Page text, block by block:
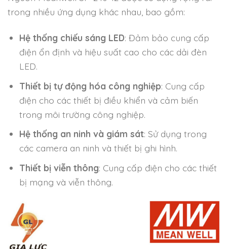
trong nhiều ứng dụng khác nhau, bao gồm:
Hệ thống chiếu sáng LED: Đảm bảo cung cấp
điện ổn định và hiệu suất cao cho các dải đèn
LED.
Thiết bị tự động hóa công nghiệp: Cung cấp
điện cho các thiết bị điều khiển và cảm biến
trong môi trường công nghiệp.
Hệ thống an ninh và giám sát: Sử dụng trong
các camera an ninh và thiết bị ghi hình.
Thiết bị viễn thông: Cung cấp điện cho các thiết
bị mạng và viễn thông.